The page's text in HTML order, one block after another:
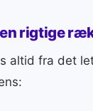
rigtige
altid fra det